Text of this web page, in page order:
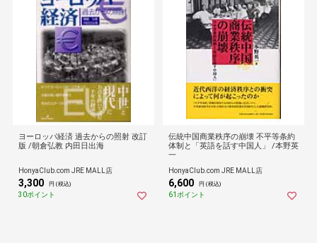
ヨーロッパ経済 過去からの照射 改訂
版 /朝倉弘教 内田日出海
HonyaClub.com JRE MALL店
3,300 円 (税込)
30ポイント
伝統中国商業秩序の崩壊 不平等条約
体制と「英語を話す中国人」 /本野英
一
HonyaClub.com JRE MALL店
6,600 円 (税込)
61ポイント